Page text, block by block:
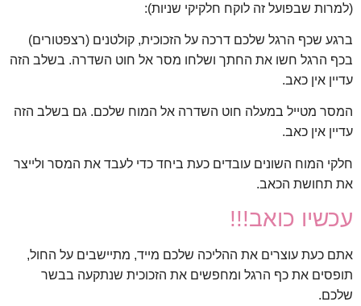
(למרות שבפועל זה לוקח חלקיקי שניות):
ברגע שכף הרגל שלכם דרכה על הזכוכית, קולטנים (רצפטורים)
בכף הרגל חשו את החתך ושלחו מסר אל חוט השדרה. בשלב הזה
עדיין אין כאב.
המסר מטייל במעלה חוט השדרה אל המוח שלכם. גם בשלב הזה
עדיין אין כאב.
חלקי המוח השונים עובדים כעת ביחד כדי לעבד את המסר ולייצר
את תחושת הכאב.
עכשיו כואב!!!
אתם כעת עוצרים את ההליכה שלכם מייד, מתיישבים על החול,
תופסים את כף הרגל ומחפשים את הזכוכית שנתקעה בבשר
שלכם.